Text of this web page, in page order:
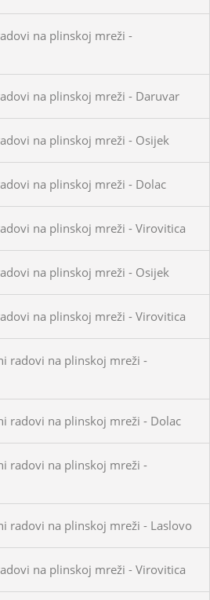
na plinskoj mreži -
na plinskoj mreži - Daruvar
na plinskoj mreži - Osijek
na plinskoj mreži - Dolac
na plinskoj mreži - Virovitica
na plinskoj mreži - Osijek
na plinskoj mreži - Virovitica
radovi na plinskoj mreži -
radovi na plinskoj mreži - Dolac
radovi na plinskoj mreži -
radovi na plinskoj mreži - Laslovo
na plinskoj mreži - Virovitica